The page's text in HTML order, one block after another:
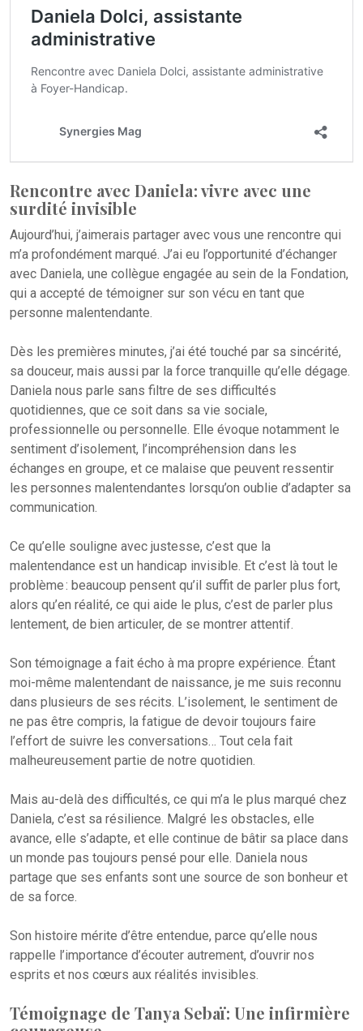
Rencontre avec Daniela : vivre avec une
surdité invisible
Aujourd’hui, j’aimerais partager avec vous une rencontre qui
m’a profondément marqué. J’ai eu l’opportunité d’échanger
avec Daniela, une collègue engagée au sein de la Fondation,
qui a accepté de témoigner sur son vécu en tant que
personne malentendante.
Dès les premières minutes, j’ai été touché par sa sincérité,
sa douceur, mais aussi par la force tranquille qu’elle dégage.
Daniela nous parle sans filtre de ses difficultés
quotidiennes, que ce soit dans sa vie sociale,
professionnelle ou personnelle. Elle évoque notamment le
sentiment d’isolement, l’incompréhension dans les
échanges en groupe, et ce malaise que peuvent ressentir
les personnes malentendantes lorsqu’on oublie d’adapter sa
communication.
Ce qu’elle souligne avec justesse, c’est que la
malentendance est un handicap invisible. Et c’est là tout le
problème : beaucoup pensent qu’il suffit de parler plus fort,
alors qu’en réalité, ce qui aide le plus, c’est de parler plus
lentement, de bien articuler, de se montrer attentif.
Son témoignage a fait écho à ma propre expérience. Étant
moi-même malentendant de naissance, je me suis reconnu
dans plusieurs de ses récits. L’isolement, le sentiment de
ne pas être compris, la fatigue de devoir toujours faire
l’effort de suivre les conversations… Tout cela fait
malheureusement partie de notre quotidien.
Mais au-delà des difficultés, ce qui m’a le plus marqué chez
Daniela, c’est sa résilience. Malgré les obstacles, elle
avance, elle s’adapte, et elle continue de bâtir sa place dans
un monde pas toujours pensé pour elle. Daniela nous
partage que ses enfants sont une source de son bonheur et
de sa force.
Son histoire mérite d’être entendue, parce qu’elle nous
rappelle l’importance d’écouter autrement, d’ouvrir nos
esprits et nos cœurs aux réalités invisibles.
Témoignage de Tanya Sebaï : Une infirmière